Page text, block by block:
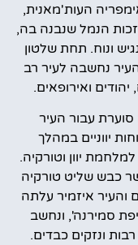
באימפריה העות'מאנית,
הנמל שנבנה בה,
ונוח. תחת שלטון
נחשבה לעיר רב
ואירופאים.
תקופה סוערת עבור העיר
יווניים במהלך
יוון וטורקיה.
כאשר כבש שליט טורקיה
והעיר איזמיר עלתה
סמירנה', ונחשב
ונזקים כבדים.